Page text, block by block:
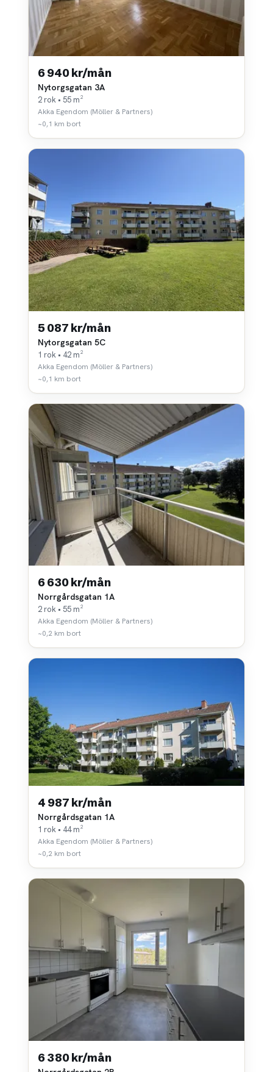
6 940 kr/mån
Nytorgsgatan 3A
2 rok • 55 m²
Akka Egendom (Möller & Partners)
~0,1 km bort
5 087 kr/mån
Nytorgsgatan 5C
1 rok • 42 m²
Akka Egendom (Möller & Partners)
~0,1 km bort
6 630 kr/mån
Norrgårdsgatan 1A
2 rok • 55 m²
Akka Egendom (Möller & Partners)
~0,2 km bort
4 987 kr/mån
Norrgårdsgatan 1A
1 rok • 44 m²
Akka Egendom (Möller & Partners)
~0,2 km bort
6 380 kr/mån